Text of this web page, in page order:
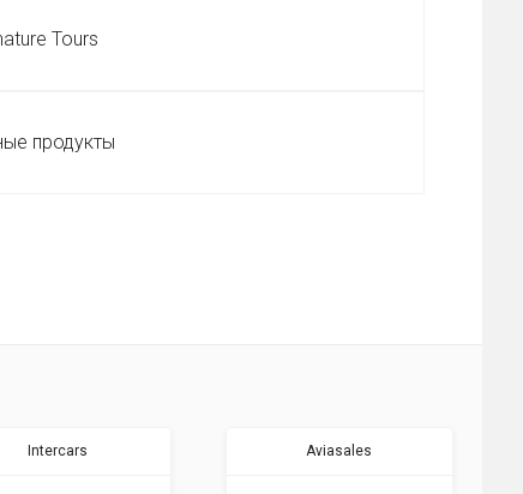
Tours
продукты
Intercars Aviasales